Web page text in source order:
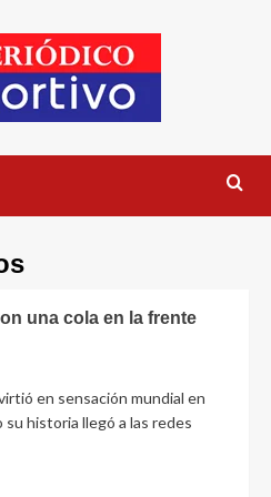
una cola en la frente
en sensación mundial en
historia llegó a las redes